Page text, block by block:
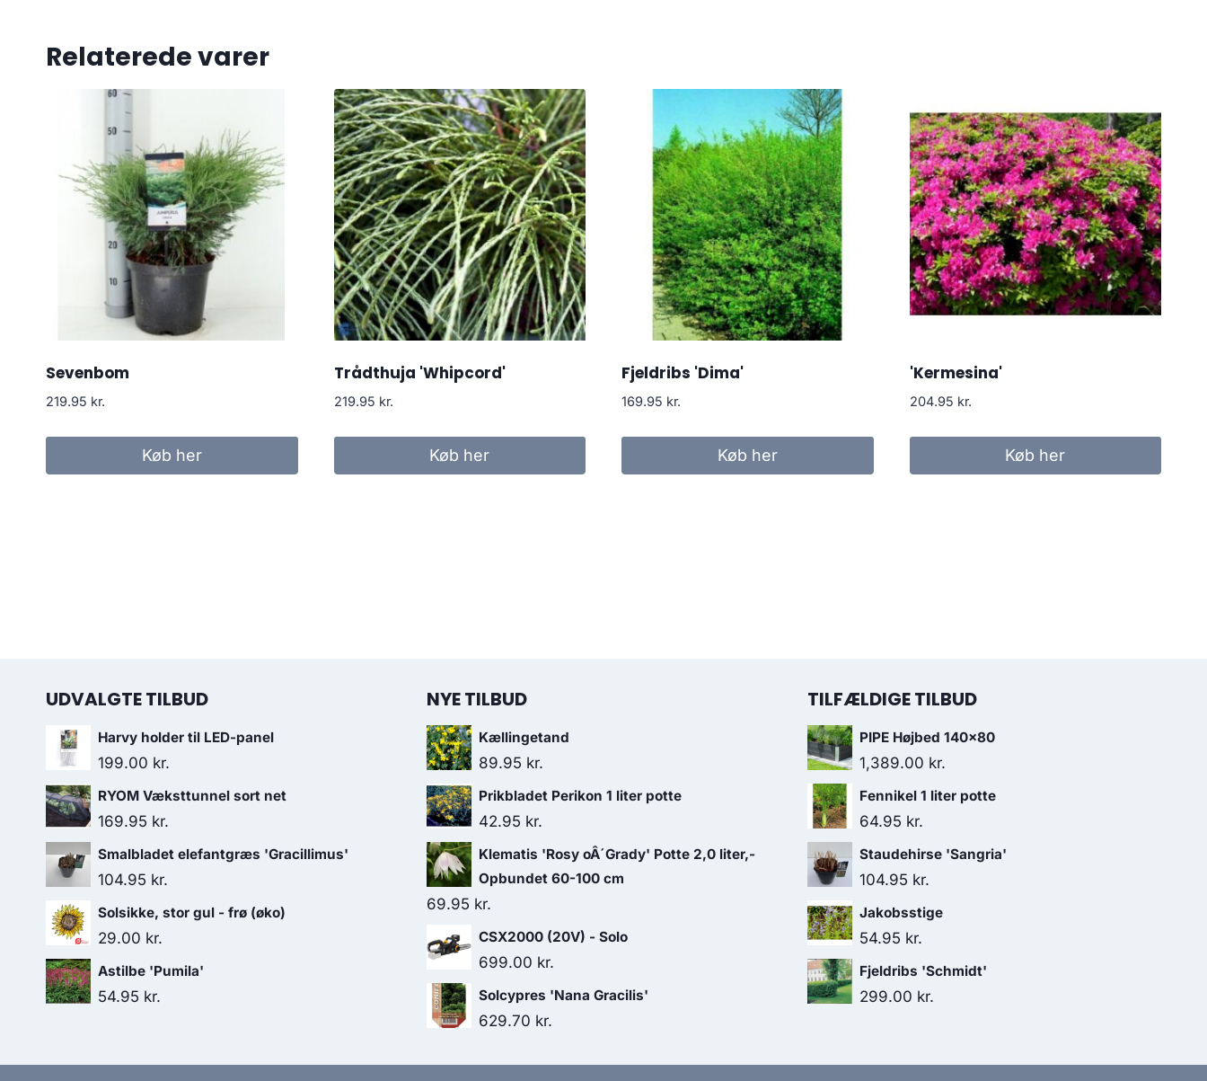
Relaterede varer
Sevenbom
219.95 kr.
Køb her
Trådthuja 'Whipcord'
219.95 kr.
Køb her
Fjeldribs 'Dima'
169.95 kr.
Køb her
'Kermesina'
204.95 kr.
Køb her
UDVALGTE TILBUD
Harvy holder til LED-panel
199.00 kr.
RYOM Væksttunnel sort net
169.95 kr.
Smalbladet elefantgræs 'Gracillimus'
104.95 kr.
Solsikke, stor gul - frø (øko)
29.00 kr.
Astilbe 'Pumila'
54.95 kr.
NYE TILBUD
Kællingetand
89.95 kr.
Prikbladet Perikon 1 liter potte
42.95 kr.
Klematis 'Rosy oÂ´Grady' Potte 2,0 liter,-
Opbundet 60-100 cm
69.95 kr.
CSX2000 (20V) - Solo
699.00 kr.
Solcypres 'Nana Gracilis'
629.70 kr.
TILFÆLDIGE TILBUD
PIPE Højbed 140x80
1,389.00 kr.
Fennikel 1 liter potte
64.95 kr.
Staudehirse 'Sangria'
104.95 kr.
Jakobsstige
54.95 kr.
Fjeldribs 'Schmidt'
299.00 kr.